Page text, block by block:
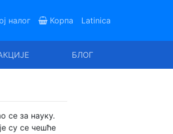
налог Корпа Latinica
БЛОГ
се за науку.
су се чешће